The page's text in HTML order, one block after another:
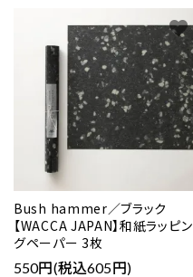
Bush hammer／ブラック
【WACCA JAPAN】和紙ラッピン
グペーパー 3枚
550円(税込605円)
favorite